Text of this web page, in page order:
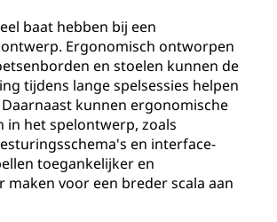
baat hebben bij een
Ergonomisch ontworpen
en stoelen kunnen de
tijdens lange spelsessies helpen
kunnen ergonomische
in het spelontwerp, zoals
en interface-
toegankelijker en
voor een breder scala aan